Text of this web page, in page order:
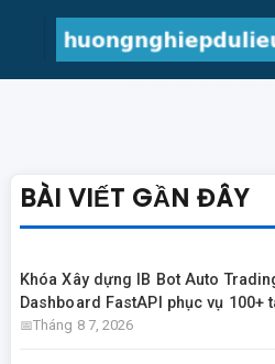
BÀI VIẾT GẦN ĐÂY
Khóa Xây dựng IB Bot Auto
Dashboard FastAPI phục vụ 100+
Tháng 8 7, 2026